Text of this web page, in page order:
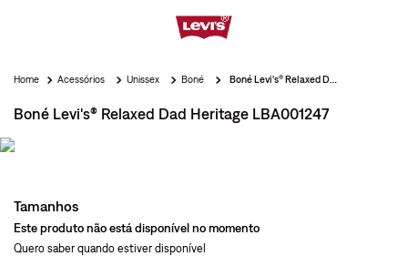
Acessórios Unissex Boné
Boné Levi's® Relaxed Dad Heritage LBA001247
Tamanhos
Este produto não está disponível no momento
Quero saber quando estiver disponível